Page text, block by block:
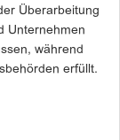
Überarbeitung
Unternehmen
während
erfüllt.